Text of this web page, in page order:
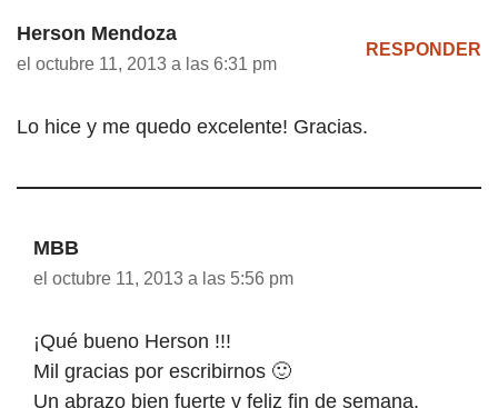
Herson Mendoza
el octubre 11, 2013 a las 6:31 pm
RESPONDER
Lo hice y me quedo excelente! Gracias.
MBB
el octubre 11, 2013 a las 5:56 pm
¡Qué bueno Herson !!!
Mil gracias por escribirnos 🙂
Un abrazo bien fuerte y feliz fin de semana.